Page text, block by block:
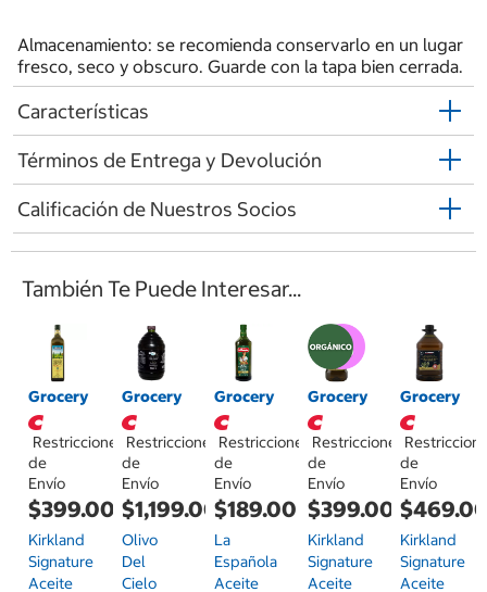
Almacenamiento: se recomienda conservarlo en un lugar
fresco, seco y obscuro. Guarde con la tapa bien cerrada.
Características
Términos de Entrega y Devolución
Calificación de Nuestros Socios
También Te Puede Interesar...
Grocery
Restricciones
de
Envío
$399.00
Kirkland
Signature
Aceite
Grocery
Restricciones
de
Envío
$1,199.00
Olivo
Del
Cielo
Grocery
Restricciones
de
Envío
$189.00
La
Española
Aceite
Grocery
Restricciones
de
Envío
$399.00
Kirkland
Signature
Aceite
Grocery
de
Envío
Kirkland
Signature
Aceite